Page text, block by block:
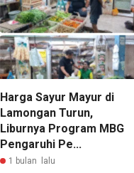
Harga Sayur Mayur di
Lamongan Turun,
Liburnya Program MBG
Pengaruhi Pe...
1 bulan lalu